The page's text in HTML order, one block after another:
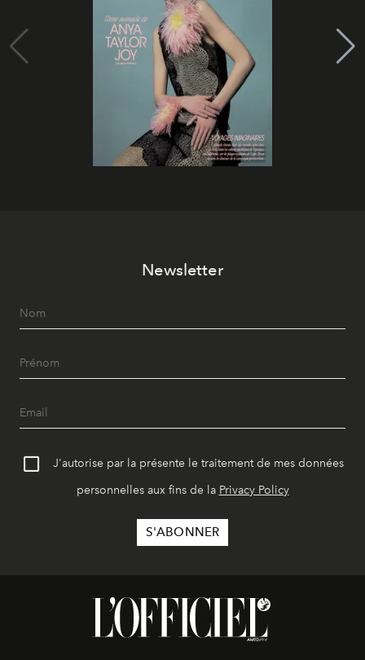
Newsletter
J'autorise par la présente le traitement de mes données
personnelles aux fins de la Privacy Policy